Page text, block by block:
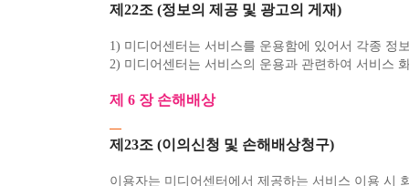
제22조 (정보의 제공 및 광고의 게재)
1) 미디어센터는 서비스를 운용함에 있어서 각종 정
2) 미디어센터는 서비스의 운용과 관련하여 서비스
제 6 장 손해배상
제23조 (이의신청 및 손해배상청구)
이용자는 미디어센터에서 제공하는 서비스 이용 시